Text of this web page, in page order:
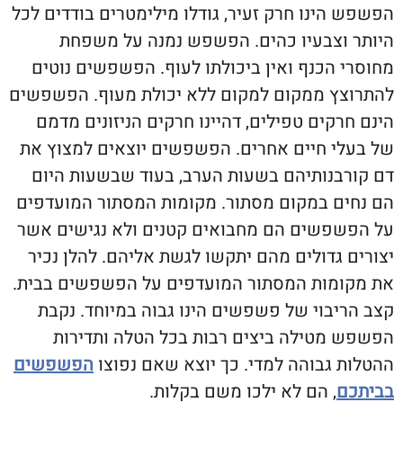
חרק זעיר, גודלו מילימטרים בודדים לכל
כהים. הפשפש נמנה על משפחת
הכנף ואין ביכולתו לעוף. הפשפשים נוטים
ממקום למקום ללא יכולת מעוף. הפשפשים
טפילים, דהיינו חרקים הניזונים מדמם
חיים אחרים. הפשפשים יוצאים למצוץ את
בשעות הערב, בעוד שבשעות היום
במקום מסתור. מקומות המסתור המועדפים
הם מחבואים קטנים ולא נגישים אשר
גדולים מהם יתקשו לגשת אליהם. להלן נכיר
המסתור המועדפים על הפשפשים בבית.
של פשפשים הינו גבוה במיוחד. נקבת
ביצים רבות בכל הטלה ותדירות
גבוהה למדי. כך יוצא שאם נפוצוהפשפשים
, הם לא ילכו משם בקלות.